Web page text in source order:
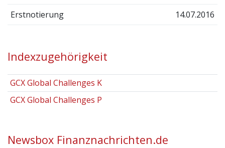
Erstnotierung
14.07.2016
Indexzugehörigkeit
GCX Global Challenges K
GCX Global Challenges P
Newsbox Finanznachrichten.de